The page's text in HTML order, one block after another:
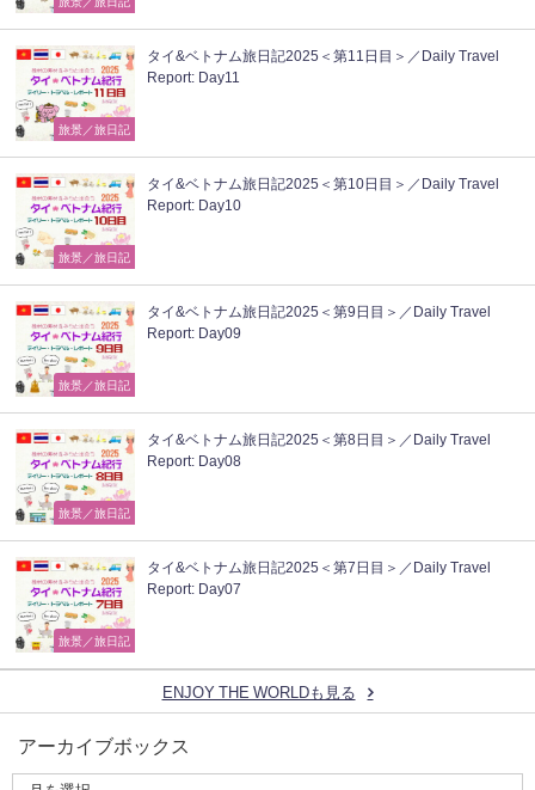
旅景／旅日記
タイ&ベトナム旅日記2025＜第11日目＞／Daily Travel
Report: Day11
旅景／旅日記
タイ&ベトナム旅日記2025＜第10日目＞／Daily Travel
Report: Day10
旅景／旅日記
タイ&ベトナム旅日記2025＜第9日目＞／Daily Travel
Report: Day09
旅景／旅日記
タイ&ベトナム旅日記2025＜第8日目＞／Daily Travel
Report: Day08
旅景／旅日記
タイ&ベトナム旅日記2025＜第7日目＞／Daily Travel
Report: Day07
ENJOY THE WORLDも見る
アーカイブボックス